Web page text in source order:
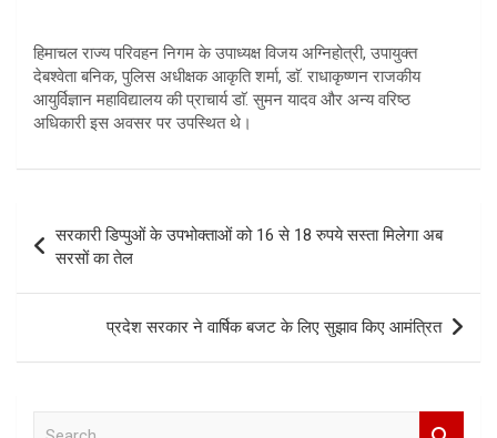
हिमाचल राज्य परिवहन निगम के उपाध्यक्ष विजय अग्निहोत्री, उपायुक्त
देबश्वेता बनिक, पुलिस अधीक्षक आकृति शर्मा, डाॅ. राधाकृष्णन राजकीय
आयुर्विज्ञान महाविद्यालय की प्राचार्य डाॅ. सुमन यादव और अन्य वरिष्ठ
अधिकारी इस अवसर पर उपस्थित थे।
navigation
सरकारी डिप्पुओं के उपभोक्ताओं को 16 से 18 रुपये सस्ता मिलेगा अब
सरसों का तेल
प्रदेश सरकार ने वार्षिक बजट के लिए सुझाव किए आमंत्रित